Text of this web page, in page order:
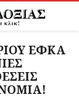
ΕΦΚΑ